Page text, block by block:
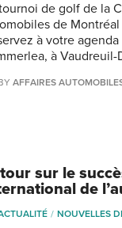
de golf de la
de
à votre
à
AFFAIRES
sur le
de
NOUVELLES